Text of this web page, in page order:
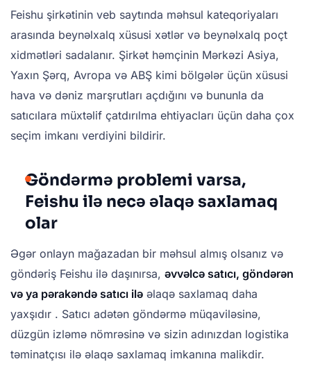
Feishu şirkətinin veb saytında məhsul kateqoriyaları
arasında beynəlxalq xüsusi xətlər və beynəlxalq poçt
xidmətləri sadalanır. Şirkət həmçinin Mərkəzi Asiya,
Yaxın Şərq, Avropa və ABŞ kimi bölgələr üçün xüsusi
hava və dəniz marşrutları açdığını və bununla da
satıcılara müxtəlif çatdırılma ehtiyacları üçün daha çox
seçim imkanı verdiyini bildirir.
Göndərmə problemi varsa,
Feishu ilə necə əlaqə saxlamaq
olar
Əgər onlayn mağazadan bir məhsul almış olsanız və
göndəriş Feishu ilə daşınırsa, əvvəlcə satıcı, göndərən
və ya pərakəndə satıcı ilə əlaqə saxlamaq daha
yaxşıdır . Satıcı adətən göndərmə müqaviləsinə,
düzgün izləmə nömrəsinə və sizin adınızdan logistika
təminatçısı ilə əlaqə saxlamaq imkanına malikdir.